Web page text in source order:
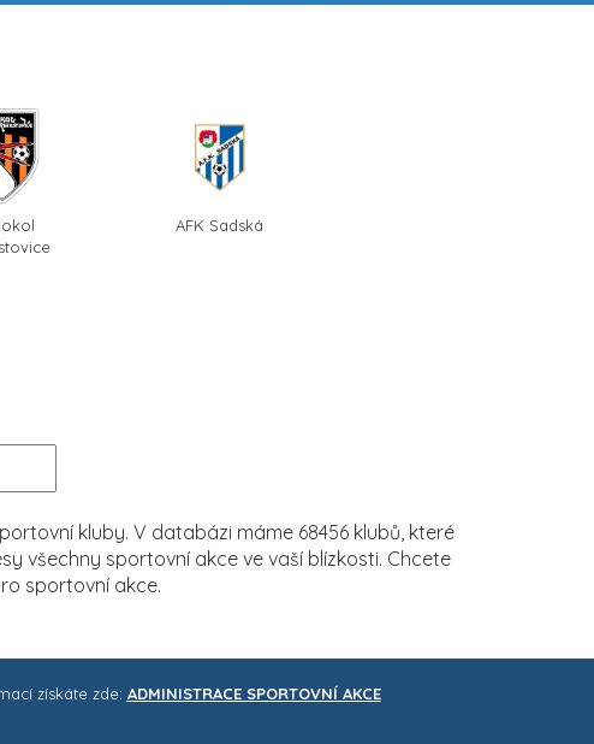
AFK Sadská
kluby. V databázi máme 68456 klubů, které
všechny sportovní akce ve vaší blízkosti. Chcete
sportovní akce.
získáte zde: ADMINISTRACE SPORTOVNÍ AKCE